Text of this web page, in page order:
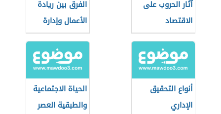
آثار الحروب على
الاقتصاد
الفرق بين ريادة
الأعمال وإدارة
الأعمال
أنواع التحقيق
الإداري
الحياة الاجتماعية
والطبقية العصر